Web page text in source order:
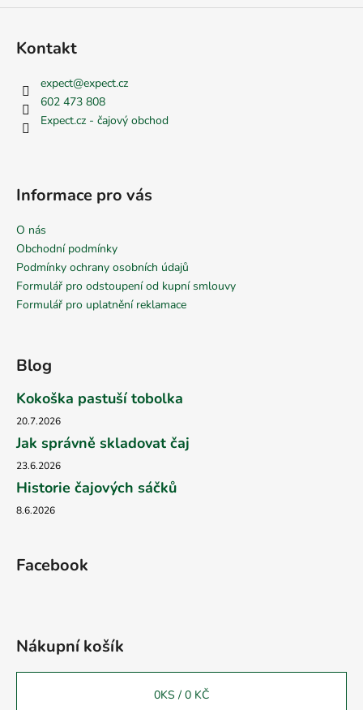
Kontakt
expect@expect.cz
602 473 808
Expect.cz - čajový obchod
Informace pro vás
O nás
Obchodní podmínky
Podmínky ochrany osobních údajů
Formulář pro odstoupení od kupní smlouvy
Formulář pro uplatnění reklamace
Blog
Kokoška pastuší tobolka
20.7.2026
Jak správně skladovat čaj
23.6.2026
Historie čajových sáčků
8.6.2026
Facebook
Nákupní košík
0KS / 0 KČ